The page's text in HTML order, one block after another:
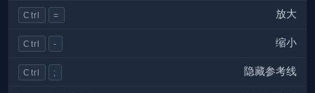
Ctrl = 放大
Ctrl - 缩小
Ctrl ; 隐藏参考线